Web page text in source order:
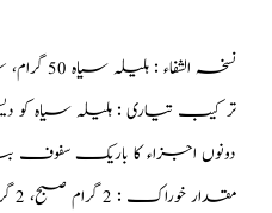
نسخہ الشفاء : ہلیلہ سیاہ 50 گرام، ستاور150 گرام
تر کیب تیاری : ہلیلہ سیاہ کو
دونوں اجزاء کا باریک سفوف